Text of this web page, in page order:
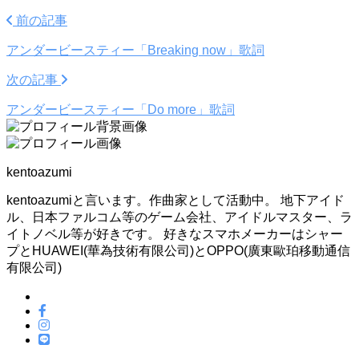
前の記事
アンダービースティー「Breaking now」歌詞
次の記事
アンダービースティー「Do more」歌詞
kentoazumi
kentoazumiと言います。作曲家として活動中。 地下アイド
ル、日本ファルコム等のゲーム会社、アイドルマスター、ラ
イトノベル等が好きです。 好きなスマホメーカーはシャー
プとHUAWEI(華為技術有限公司)とOPPO(廣東歐珀移動通信
有限公司)